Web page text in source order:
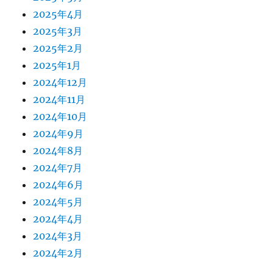
2025年4月
2025年3月
2025年2月
2025年1月
2024年12月
2024年11月
2024年10月
2024年9月
2024年8月
2024年7月
2024年6月
2024年5月
2024年4月
2024年3月
2024年2月